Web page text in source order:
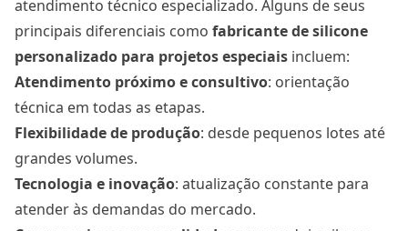
atendimento técnico especializado. Alguns de seus
principais diferenciais como fabricante de silicone
personalizado para projetos especiais incluem:
Atendimento próximo e consultivo: orientação
técnica em todas as etapas.
Flexibilidade de produção: desde pequenos lotes até
grandes volumes.
Tecnologia e inovação: atualização constante para
atender às demandas do mercado.